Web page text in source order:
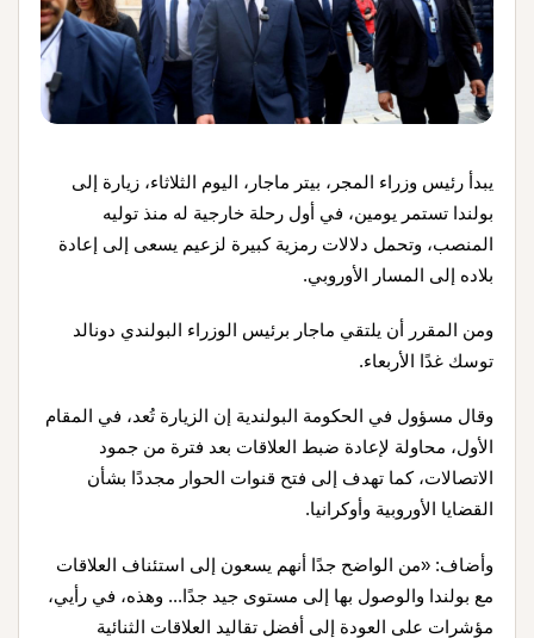
يبدأ رئيس وزراء المجر، بيتر ماجار، اليوم الثلاثاء، زيارة إلى
بولندا تستمر يومين، في أول رحلة خارجية له منذ توليه
المنصب، وتحمل دلالات رمزية كبيرة لزعيم يسعى إلى إعادة
بلاده إلى المسار الأوروبي.
ومن المقرر أن يلتقي ماجار برئيس الوزراء البولندي دونالد
توسك غدًا الأربعاء.
وقال مسؤول في الحكومة البولندية إن الزيارة تُعد، في المقام
الأول، محاولة لإعادة ضبط العلاقات بعد فترة من جمود
الاتصالات، كما تهدف إلى فتح قنوات الحوار مجددًا بشأن
القضايا الأوروبية وأوكرانيا.
وأضاف: «من الواضح جدًا أنهم يسعون إلى استئناف العلاقات
مع بولندا والوصول بها إلى مستوى جيد جدًا... وهذه، في رأيي،
مؤشرات على العودة إلى أفضل تقاليد العلاقات الثنائية